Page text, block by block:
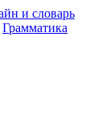
Грамматика